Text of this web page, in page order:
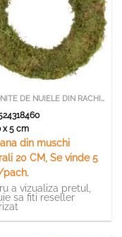
CORONITE DE NUIELE DIN RACHITA
x 5 cm
din muschi
20 CM, Se vinde 5
pach.
a vizualiza pretul,
sa fiti reseller